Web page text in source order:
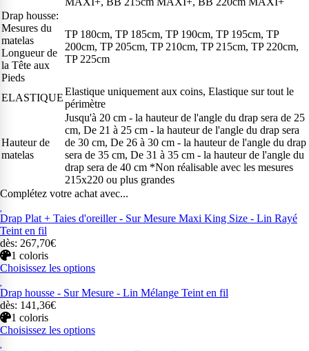
Drap housse:
Mesures du
matelas
Longueur de
la Tête aux
Pieds
TP 180cm, TP 185cm, TP 190cm, TP 195cm, TP
200cm, TP 205cm, TP 210cm, TP 215cm, TP 220cm,
TP 225cm
ELASTIQUE
Elastique uniquement aux coins, Elastique sur tout le
périmètre
Hauteur de
matelas
Jusqu'à 20 cm - la hauteur de l'angle du drap sera de 25
cm, De 21 à 25 cm - la hauteur de l'angle du drap sera
de 30 cm, De 26 à 30 cm - la hauteur de l'angle du drap
sera de 35 cm, De 31 à 35 cm - la hauteur de l'angle du
drap sera de 40 cm *Non réalisable avec les mesures
215x220 ou plus grandes
Complétez votre achat avec...
Drap Plat + Taies d'oreiller - Sur Mesure Maxi King Size - Lin Rayé
Teint en fil
dès: 267,70€
1 coloris
Choisissez les options
Drap housse - Sur Mesure - Lin Mélange Teint en fil
dès: 141,36€
1 coloris
Choisissez les options